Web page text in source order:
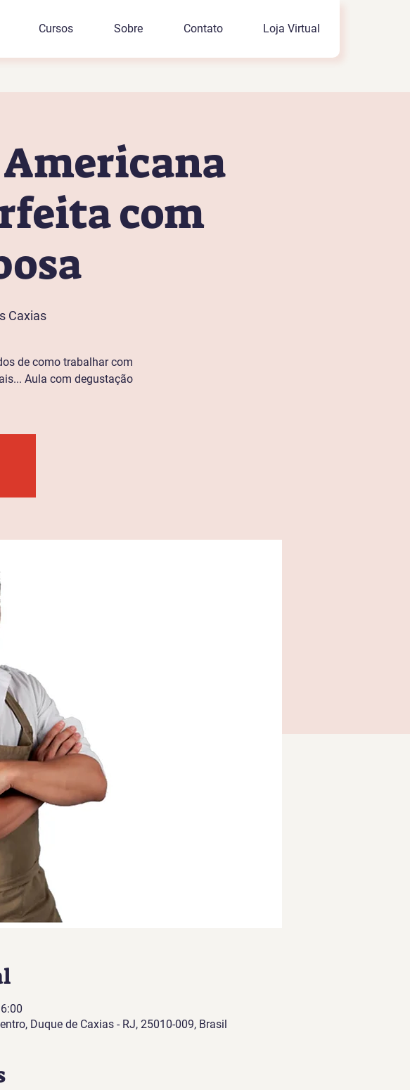
Cursos Sobre Contato Loja Virtual
Americana
com
Caxias
de como trabalhar com
Aula com degustação
Duque de Caxias - RJ, 25010-009, Brasil